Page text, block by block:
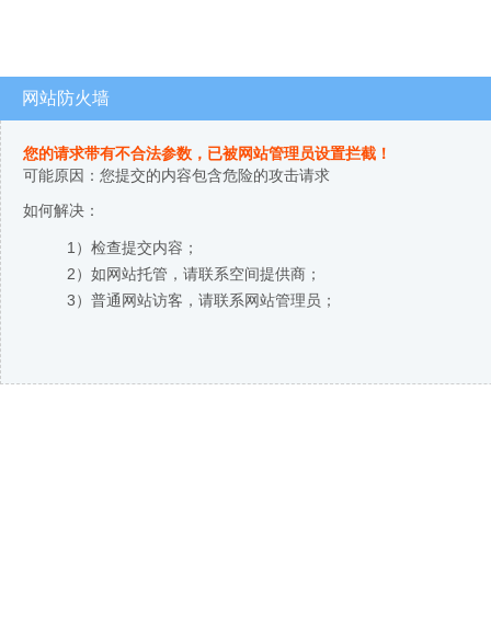
网站防火墙
您的请求带有不合法参数，已被网站管理员设置拦截！
可能原因：您提交的内容包含危险的攻击请求
如何解决：
1）检查提交内容；
2）如网站托管，请联系空间提供商；
3）普通网站访客，请联系网站管理员；